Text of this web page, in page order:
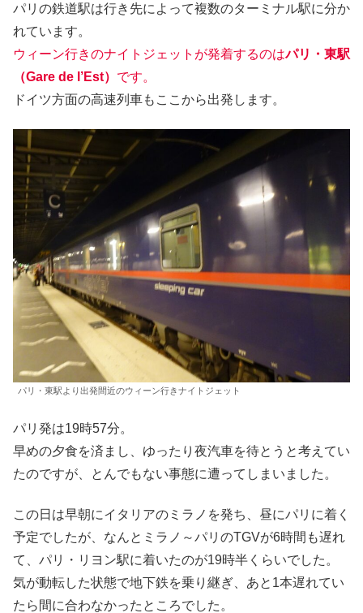
パリの鉄道駅は行き先によって複数のターミナル駅に分か
れています。
ウィーン行きのナイトジェットが発着するのはパリ・東駅
（Gare de l’Est） です。
ドイツ方面の高速列車もここから出発します。
パリ・東駅より出発間近のウィーン行きナイトジェット
パリ発は19時57分。
早めの夕食を済まし、ゆったり夜汽車を待とうと考えてい
たのですが、とんでもない事態に遭ってしまいました。
この日は早朝にイタリアのミラノを発ち、昼にパリに着く
予定でしたが、なんとミラノ～パリのTGVが6時間も遅れ
て、パリ・リヨン駅に着いたのが19時半くらいでした。
気が動転した状態で地下鉄を乗り継ぎ、あと1本遅れてい
たら間に合わなかったところでした。